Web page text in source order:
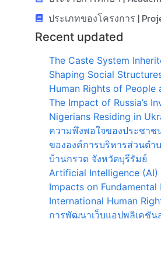
ประเภทของโครงการ |
Recent updated
The Caste System
Shaping Social
Human Rights of People
The Impact of Russia’s
Nigerians Residing in
ความพึงพอใจของประชา
ขององค์การบริหารส่วนตำ
บ้านกรวด จังหวัดบุรีรัมย์
Artificial Intelligence
Impacts on
International Human
การพัฒนาเว็บแอปพลิเคชั